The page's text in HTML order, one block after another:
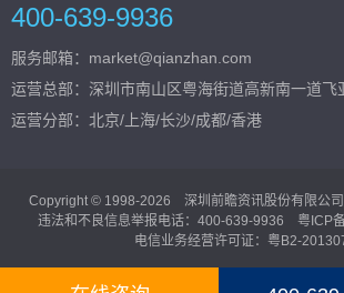
400-639-9936
服务邮箱：market@qianzhan.com
运营总部： 深圳市南山区粤海街道高新南一道飞
运营分部：北京/上海/长沙/成都/香港
Copyright © 1998-2026 深圳前瞻资讯股份有限公
违法和不良信息举报电话：400-639-9936 粤ICP
电信业务经营许可证：粤B2-